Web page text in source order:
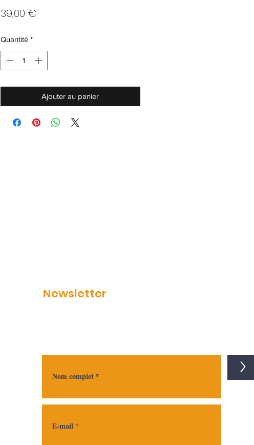
39,00 €Prix
Quantité *
Ajouter au panier
Newsletter
>